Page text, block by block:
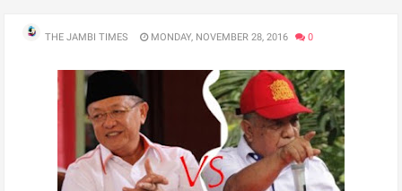
THE JAMBI TIMES MONDAY, NOVEMBER 28, 2016 0